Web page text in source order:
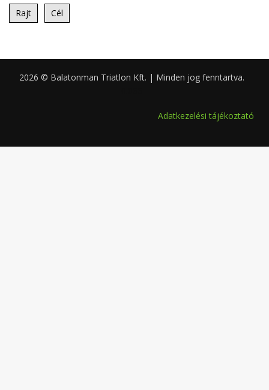
Rajt Cél
2026 © Balatonman Triatlon Kft. | Minden jog fenntartva.
Adatkezelési tájékoztató